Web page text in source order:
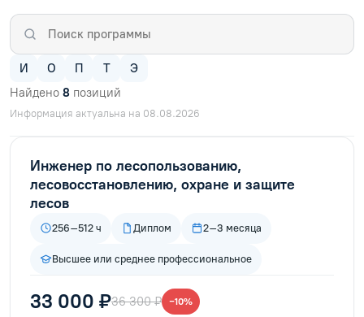
И О П Т
Э
Найдено 8 позиций
Информация актуальна на 08.08.2026
Инженер по лесопользованию,
лесовосстановлению, охране и защите
лесов
256–512 ч Диплом 2–3 месяца
Высшее или среднее профессиональное
33 000 ₽36 300 ₽ −10%